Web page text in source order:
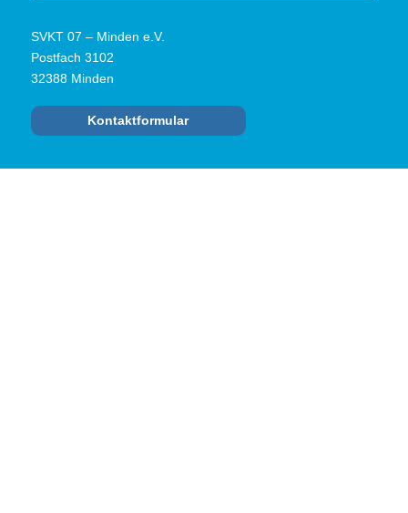
SVKT 07 – Minden e.V.
Postfach 3102
32388 Minden
Kontaktformular